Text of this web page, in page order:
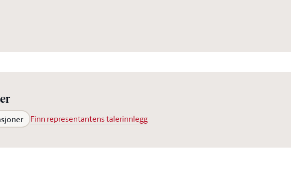
Finn representantens talerinnlegg